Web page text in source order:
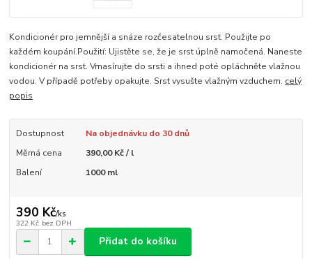
Kondicionér pro jemnější a snáze rozčesatelnou srst. Použijte po
každém koupání.Použití: Ujistěte se, že je srst úplně namočená. Naneste
kondicionér na srst. Vmasírujte do srsti a ihned poté opláchněte vlažnou
vodou. V případě potřeby opakujte. Srst vysušte vlažným vzduchem. celý
popis
Dostupnost
Na objednávku do 30 dnů
Měrná cena
390,00 Kč / l
Balení
1000 ml
390 Kč/ks
322 Kč bez DPH
Přidat do košíku